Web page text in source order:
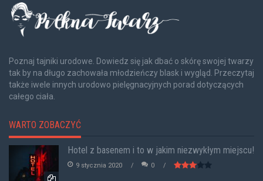
Poznaj tajniki urodowe. Dowiedz się jak dbać o skórę swojej twarzy
tak by na długo zachowała młodzieńczy blask i wygląd. Przeczytaj
także iwele innych urodowo pielęgnacyjnych porad dotyczących
całego ciała.
WARTO ZOBACZYĆ
Hotel z basenem i to w jakim niezwykłym miejscu!
9 stycznia 2020 0